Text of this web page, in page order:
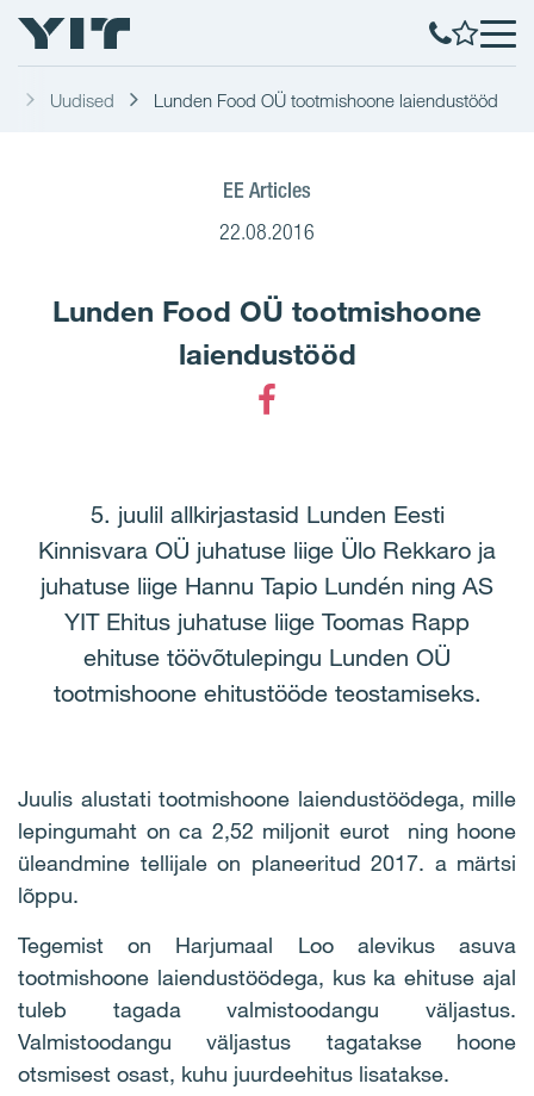
Uudised Lunden Food OÜ tootmishoone laiendustööd
EE Articles
22.08.2016
Lunden Food OÜ tootmishoone
laiendustööd
5. juulil allkirjastasid Lunden Eesti
Kinnisvara OÜ juhatuse liige Ülo Rekkaro ja
juhatuse liige Hannu Tapio Lundén ning AS
YIT Ehitus juhatuse liige Toomas Rapp
ehituse töövõtulepingu Lunden OÜ
tootmishoone ehitustööde teostamiseks.
Juulis alustati tootmishoone laiendustöödega, mille
lepingumaht on ca 2,52 miljonit eurot ning hoone
üleandmine tellijale on planeeritud 2017. a märtsi
lõppu.
Tegemist on Harjumaal Loo alevikus asuva
tootmishoone laiendustöödega, kus ka ehituse ajal
tuleb tagada valmistoodangu väljastus.
Valmistoodangu väljastus tagatakse hoone
otsmisest osast, kuhu juurdeehitus lisatakse.